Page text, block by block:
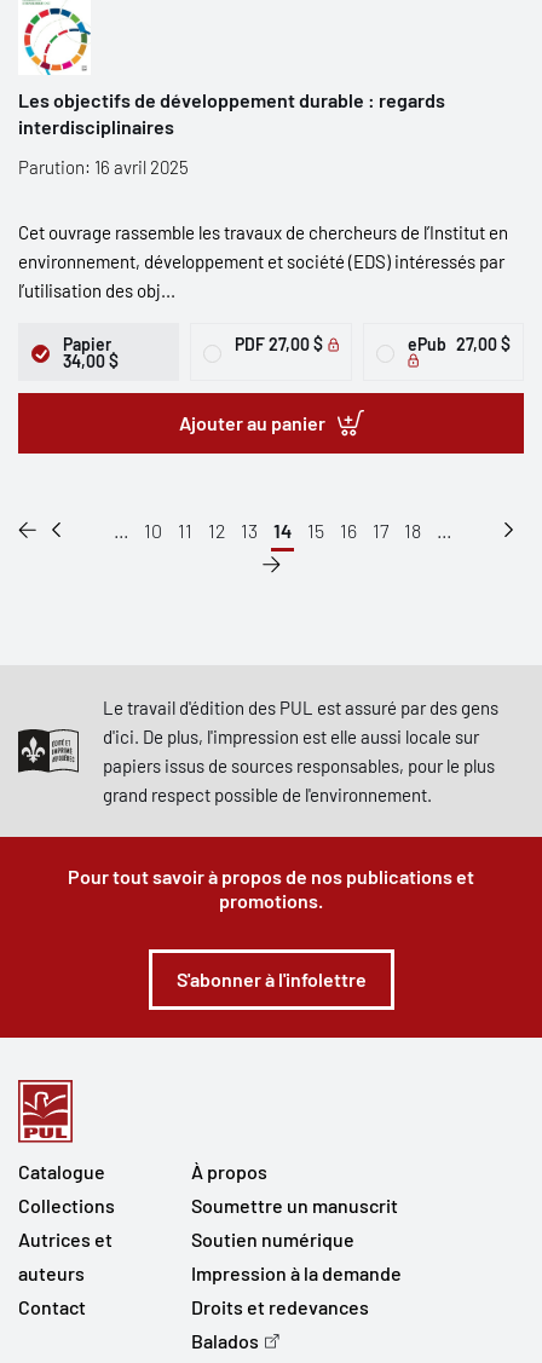
Les objectifs de développement durable : regards
interdisciplinaires
Parution: 16 avril 2025
Cet ouvrage rassemble les travaux de chercheurs de l’Institut en
environnement, développement et société (EDS) intéressés par
l’utilisation des obj...
Papier
34,00 $
PDF 27,00 $ ePub 27,00 $
Ajouter au panier
... 10 11 12 13 14 15 16 17 18 ...
Le travail d'édition des PUL est assuré par des gens
d'ici. De plus, l'impression est elle aussi locale sur
papiers issus de sources responsables, pour le plus
grand respect possible de l'environnement.
Pour tout savoir à propos de nos publications et
promotions.
S'abonner à l'infolettre
Catalogue
Collections
Autrices et
auteurs
Contact
À propos
Soumettre un manuscrit
Soutien numérique
Impression à la demande
Droits et redevances
Balados